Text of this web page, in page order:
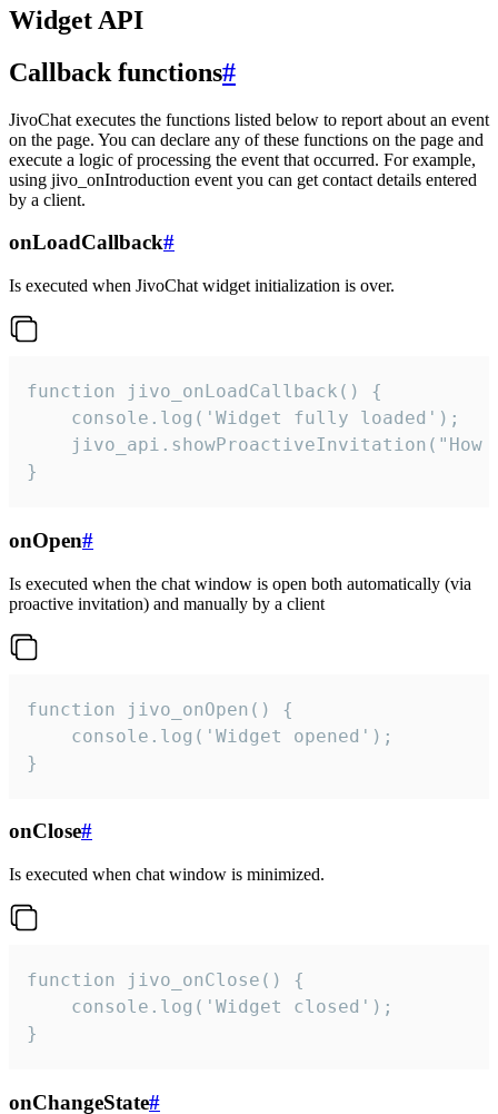
Widget API
Callback functions#
JivoChat executes the functions listed below to report about an event
on the page. You can declare any of these functions on the page and
execute a logic of processing the event that occurred. For example,
using jivo_onIntroduction event you can get contact details entered
by a client.
onLoadCallback#
Is executed when JivoChat widget initialization is over.
function jivo_onLoadCallback() {
    console.log('Widget fully loaded');
jivo_api.showProactiveInvitation("How
}
onOpen#
Is executed when the chat window is open both automatically (via
proactive invitation) and manually by a client
function jivo_onOpen() {
    console.log('Widget opened');
}
onClose#
Is executed when chat window is minimized.
function jivo_onClose() {
    console.log('Widget closed');
}
onChangeState#